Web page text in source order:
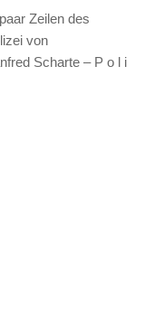
Zeilen des
von
Scharte – P o l i